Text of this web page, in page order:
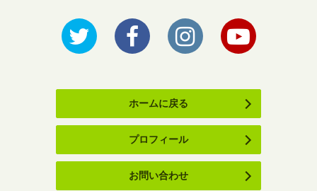
ホームに戻る
プロフィール
お問い合わせ